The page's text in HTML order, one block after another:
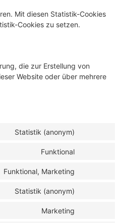
Mit diesen Statistik-Cookies
Cookies zu setzen.
die zur Erstellung von
Website oder über mehrere
Statistik (anonym)
Funktional
Funktional, Marketing
Statistik (anonym)
Marketing